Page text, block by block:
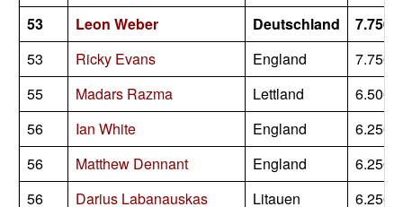
53
Leon Weber Deutschland
7.750
53
Ricky Evans England
7.750
55
Madars Razma Lettland
6.500
56
Ian White England
6.250
56
Matthew Dennant England
6.250
56
Darius Labanauskas Litauen
6.250